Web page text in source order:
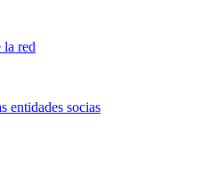
la red
entidades socias